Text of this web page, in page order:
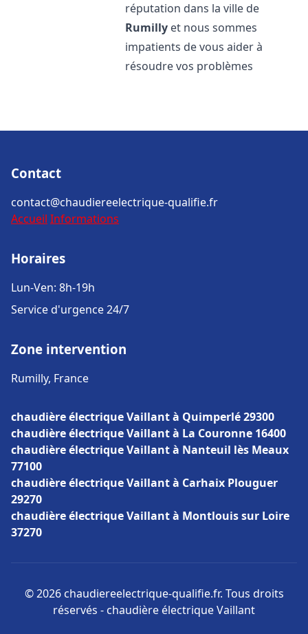
réputation dans la ville de
Rumilly et nous sommes
impatients de vous aider à
résoudre vos problèmes
Contact
contact@chaudiereelectrique-qualifie.fr
Accueil Informations
Horaires
Lun-Ven: 8h-19h
Service d'urgence 24/7
Zone intervention
Rumilly, France
chaudière électrique Vaillant à Quimperlé 29300
chaudière électrique Vaillant à La Couronne 16400
chaudière électrique Vaillant à Nanteuil lès Meaux
77100
chaudière électrique Vaillant à Carhaix Plouguer
29270
chaudière électrique Vaillant à Montlouis sur Loire
37270
© 2026 chaudiereelectrique-qualifie.fr. Tous droits
réservés - chaudière électrique Vaillant